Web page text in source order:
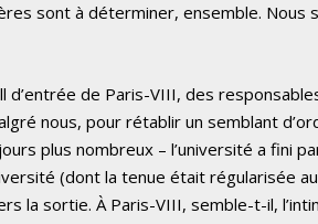
sont à déterminer, ensemble. Nous
d’entrée de Paris-VIII, des
nous, pour rétablir un semblant
plus nombreux – l’université a fini
(dont la tenue était régularisée
la sortie. À Paris-VIII, semble-t-il,